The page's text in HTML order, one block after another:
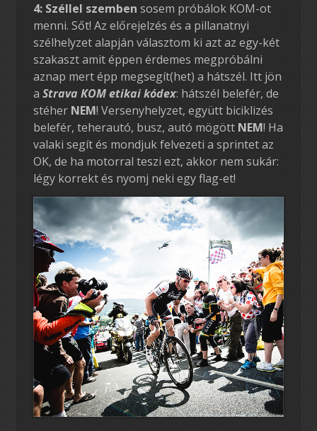
4: Széllel szemben sosem próbálok KOM-ot
menni. Sőt! Az előrejelzés és a pillanatnyi
szélhelyzet alapján választom ki azt az egy-két
szakaszt amit éppen érdemes megpróbálni
aznap mert épp megsegít(het) a hátszél. Itt jön
a Strava KOM etikai kódex: hátszél belefér, de
stéher NEM! Versenyhelyzet, együtt biciklizés
belefér, teherautó, busz, autó mögött NEM! Ha
valaki segít és mondjuk felvezeti a sprintet az
OK, de ha motorral teszi ezt, akkor nem sukár:
légy korrekt és nyomj neki egy flag-et!